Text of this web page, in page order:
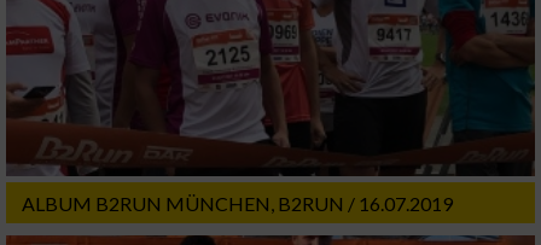
ALBUM B2RUN MÜNCHEN, B2RUN / 16.07.2019
Informationen identifizieren
Nicht-IAB-Verarbeitungszwecke:
Notwendig
Performance